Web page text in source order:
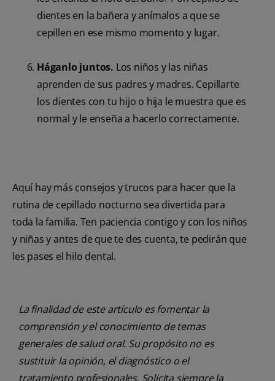
dientes en la bañera y anímalos a que se
cepillen en ese mismo momento y lugar.
Háganlo juntos. Los niños y las niñas
aprenden de sus padres y madres. Cepillarte
los dientes con tu hijo o hija le muestra que es
normal y le enseña a hacerlo correctamente.
Aquí hay más consejos y trucos para hacer que la
rutina de cepillado nocturno sea divertida para
toda la familia. Ten paciencia contigo y con los niños
y niñas y antes de que te des cuenta, te pedirán que
les pases el hilo dental.
La finalidad de este artículo es fomentar la
comprensión y el conocimiento de temas
generales de salud oral. Su propósito no es
sustituir la opinión, el diagnóstico o el
tratamiento profesionales. Solicita siempre la